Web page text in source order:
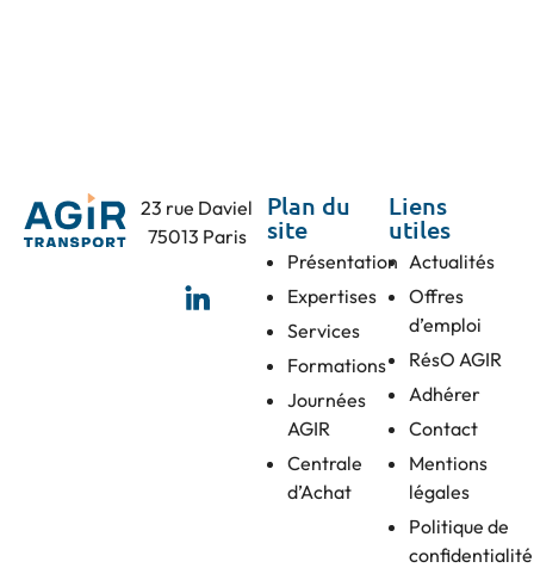
23 rue Daviel
75013 Paris
Plan du
site
Présentation
Expertises
Services
Formations
Journées
AGIR
Centrale
d’Achat
Liens
utiles
Actualités
Offres
d’emploi
RésO AGIR
Adhérer
Contact
Mentions
légales
Politique de
confidentialité